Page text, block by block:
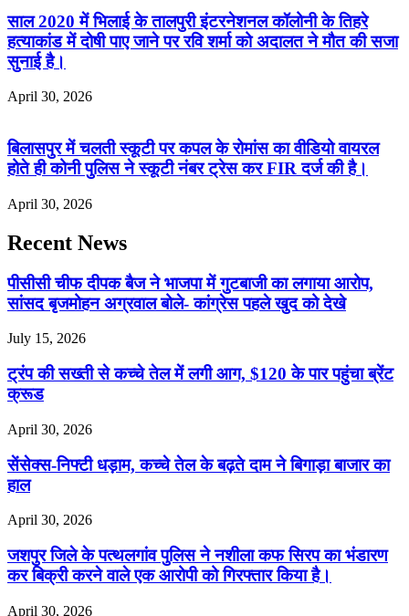
साल 2020 में भिलाई के तालपुरी इंटरनेशनल कॉलोनी के तिहरे
हत्याकांड में दोषी पाए जाने पर रवि शर्मा को अदालत ने मौत की सजा
सुनाई है।
April 30, 2026
बिलासपुर में चलती स्कूटी पर कपल के रोमांस का वीडियो वायरल
होते ही कोनी पुलिस ने स्कूटी नंबर ट्रेस कर FIR दर्ज की है।
April 30, 2026
Recent News
पीसीसी चीफ दीपक बैज ने भाजपा में गुटबाजी का लगाया आरोप,
सांसद बृजमोहन अग्रवाल बोले- कांग्रेस पहले खुद को देखे
July 15, 2026
ट्रंप की सख्ती से कच्चे तेल में लगी आग, $120 के पार पहुंचा ब्रेंट
क्रूड
April 30, 2026
सेंसेक्स-निफ्टी धड़ाम, कच्चे तेल के बढ़ते दाम ने बिगाड़ा बाजार का
हाल
April 30, 2026
जशपुर जिले के पत्थलगांव पुलिस ने नशीला कफ सिरप का भंडारण
कर बिक्री करने वाले एक आरोपी को गिरफ्तार किया है।
April 30, 2026